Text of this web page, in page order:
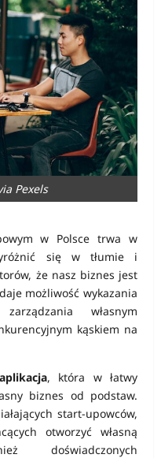
Pexels
w Polsce trwa w
się w tłumie i
że nasz biznes jest
możliwość wykazania
własnym
kąskiem na
, która w łatwy
biznes od podstaw.
start-upowców,
otworzyć własną
doświadczonych